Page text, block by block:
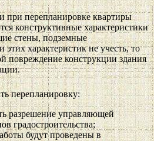
при перепланировке квартиры
конструктивные характеристики
стены, подземные
этих характеристик не учесть, то
повреждение конструкции здания
перепланировку:
разрешение управляющей
градостроительства;
будут проведены в